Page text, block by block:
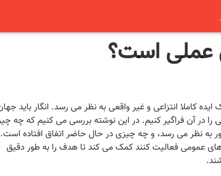
عملی است؟
کاملا انتزاعی و غیر واقعی به نظر می رسد. انگار باید
را در آن فراگیر کنیم. در این نوشته بررسی می کنیم که چه
به نظر می رسد، و چه چیزی در حال حاضر اتفاق افتاده
عمومی فعالیت کنند کمک می کند تا هدف را به طور دقیق